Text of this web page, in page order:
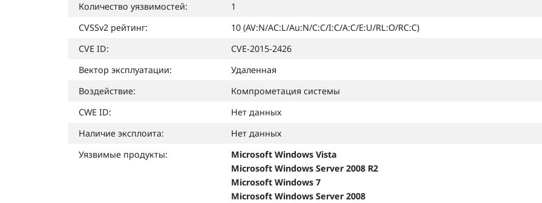
Количество уязвимостей:
1
CVSSv2 рейтинг:
10 (AV:N/AC:L/Au:N/C:C/I:C/A:C/E:U/RL:O/RC:C)
CVE ID:
CVE-2015-2426
Вектор эксплуатации:
Удаленная
Воздействие:
Компрометация системы
CWE ID:
Нет данных
Наличие эксплоита:
Нет данных
Уязвимые продукты:
Microsoft Windows Vista
Microsoft Windows Server 2008 R2
Microsoft Windows 7
Microsoft Windows Server 2008